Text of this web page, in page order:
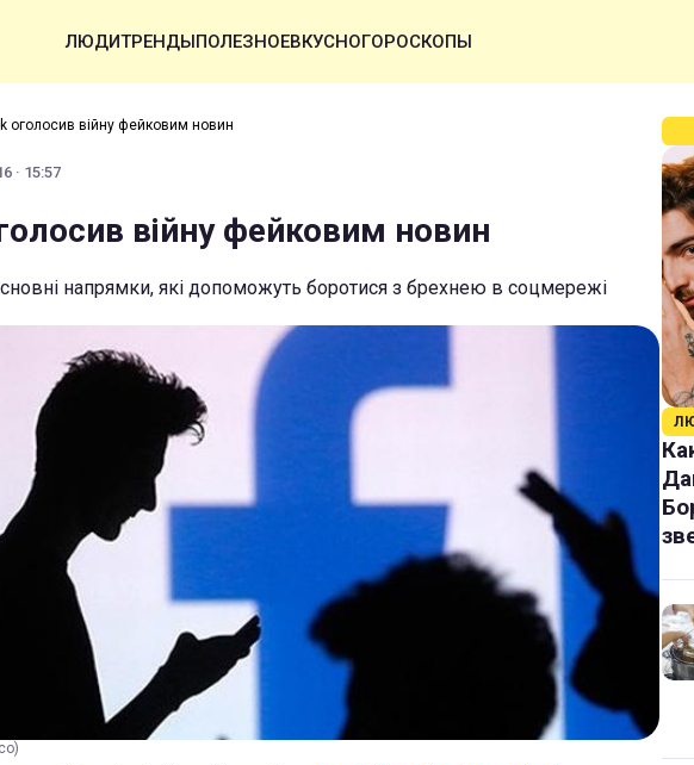
ЛЮДИТРЕНДЫПОЛЕЗНОЕВКУСНОГОРОСКОПЫ
оголосив війну фейковим новин
· 15:57
війну фейковим новин
напрямки, які допоможуть боротися з брехнею в соцмережі